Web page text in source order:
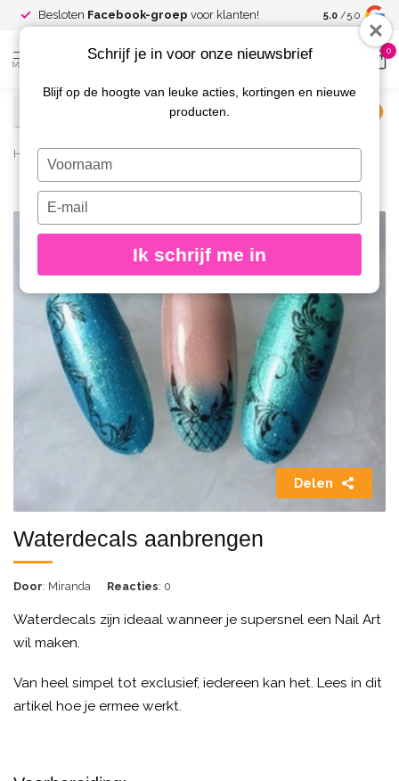
Besloten Facebook-groep voor klanten! Spaar voor
kortingen
5.0 /5.0
MENU
0
Home / Waterdecals aanbrengen / Blog
21
2019
Delen
Waterdecals aanbrengen
Door: Miranda Reacties: 0
Waterdecals zijn ideaal wanneer je supersnel een Nail Art
wil maken.
Van heel simpel tot exclusief, iedereen kan het. Lees in dit
artikel hoe je ermee werkt.
Schrijf je in voor onze nieuwsbrief
Blijf op de hoogte van leuke acties, kortingen en nieuwe
producten.
Typ
je
naam
Typ
je
e-
in
Ik schrijf me in